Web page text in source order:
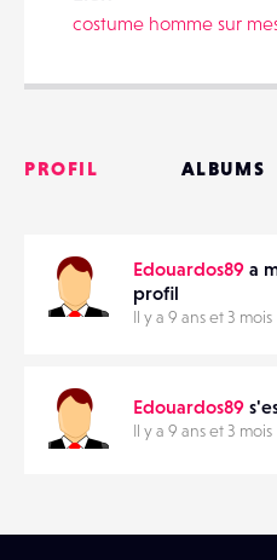
costume homme sur
PROFIL ALBUMS
Edouardos89 a
profil
Il y a 9 ans et 3 mois
Edouardos89
Il y a 9 ans et 3 mois